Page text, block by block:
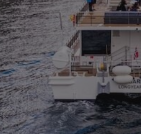
Microsoft
Corporation
.bing.com
1 year
Microsoft
Corporation
.c.bing.com
7 days
Microsoft
Corporation
1 year
Google LLC
.visitlofoten.com
3 months